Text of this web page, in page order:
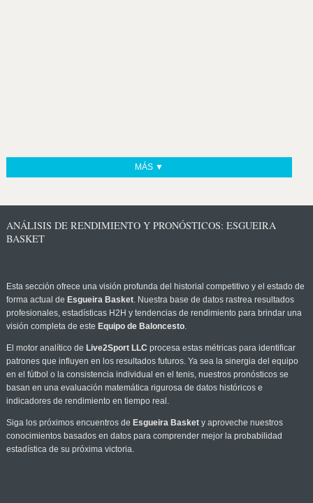
MÁS ▼
ANÁLISIS DE RENDIMIENTO Y PRONÓSTICOS: ESGUEIRA
BASKET
Esta sección ofrece una visión profunda del historial competitivo y el estado de
forma actual de Esgueira Basket. Nuestra base de datos rastrea resultados
profesionales, estadísticas H2H y tendencias de rendimiento para brindar una
visión completa de este Equipo de Baloncesto.
El motor analítico de Live2Sport LLC procesa estas métricas para identificar
patrones que influyen en los resultados futuros. Ya sea la sinergia del equipo
en el fútbol o la consistencia individual en el tenis, nuestros pronósticos se
basan en una evaluación matemática rigurosa de datos históricos e
indicadores de rendimiento en tiempo real.
Siga los próximos encuentros de Esgueira Baskety aproveche nuestros
conocimientos basados en datos para comprender mejor la probabilidad
estadística de su próxima victoria.